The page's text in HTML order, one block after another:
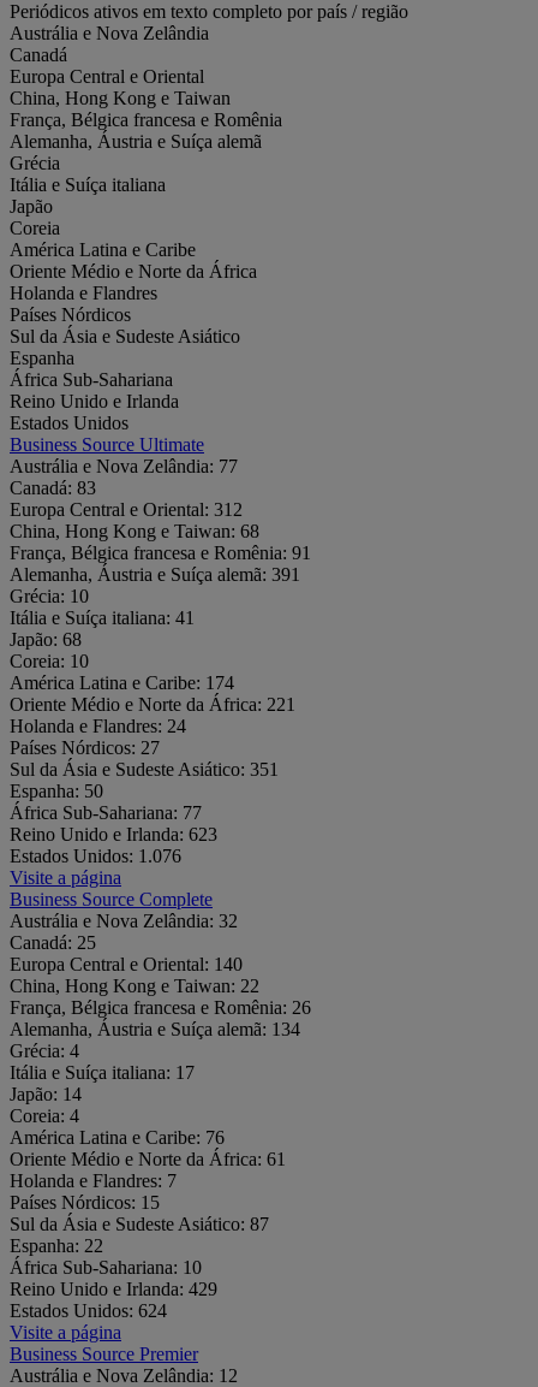
Periódicos ativos em texto completo por país / região
Austrália e Nova Zelândia
Canadá
Europa Central e Oriental
China, Hong Kong e Taiwan
França, Bélgica francesa e Romênia
Alemanha, Áustria e Suíça alemã
Grécia
Itália e Suíça italiana
Japão
Coreia
América Latina e Caribe
Oriente Médio e Norte da África
Holanda e Flandres
Países Nórdicos
Sul da Ásia e Sudeste Asiático
Espanha
África Sub-Sahariana
Reino Unido e Irlanda
Estados Unidos
Business Source Ultimate
Austrália e Nova Zelândia: 77
Canadá: 83
Europa Central e Oriental: 312
China, Hong Kong e Taiwan: 68
França, Bélgica francesa e Romênia: 91
Alemanha, Áustria e Suíça alemã: 391
Grécia: 10
Itália e Suíça italiana: 41
Japão: 68
Coreia: 10
América Latina e Caribe: 174
Oriente Médio e Norte da África: 221
Holanda e Flandres: 24
Países Nórdicos: 27
Sul da Ásia e Sudeste Asiático: 351
Espanha: 50
África Sub-Sahariana: 77
Reino Unido e Irlanda: 623
Estados Unidos: 1.076
Visite a página
Business Source Complete
Austrália e Nova Zelândia: 32
Canadá: 25
Europa Central e Oriental: 140
China, Hong Kong e Taiwan: 22
França, Bélgica francesa e Romênia: 26
Alemanha, Áustria e Suíça alemã: 134
Grécia: 4
Itália e Suíça italiana: 17
Japão: 14
Coreia: 4
América Latina e Caribe: 76
Oriente Médio e Norte da África: 61
Holanda e Flandres: 7
Países Nórdicos: 15
Sul da Ásia e Sudeste Asiático: 87
Espanha: 22
África Sub-Sahariana: 10
Reino Unido e Irlanda: 429
Estados Unidos: 624
Visite a página
Business Source Premier
Austrália e Nova Zelândia: 12